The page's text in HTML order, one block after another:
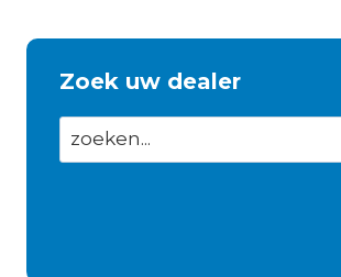
Zoek uw dealer